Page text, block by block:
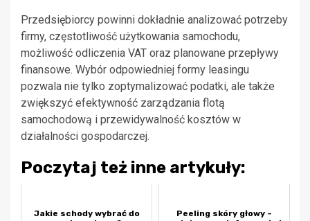
Przedsiębiorcy powinni dokładnie analizować potrzeby
firmy, częstotliwość użytkowania samochodu,
możliwość odliczenia VAT oraz planowane przepływy
finansowe. Wybór odpowiedniej formy leasingu
pozwala nie tylko zoptymalizować podatki, ale także
zwiększyć efektywność zarządzania flotą
samochodową i przewidywalność kosztów w
działalności gospodarczej.
Poczytaj też inne artykuły:
Jakie schody wybrać do
Peeling skóry głowy –